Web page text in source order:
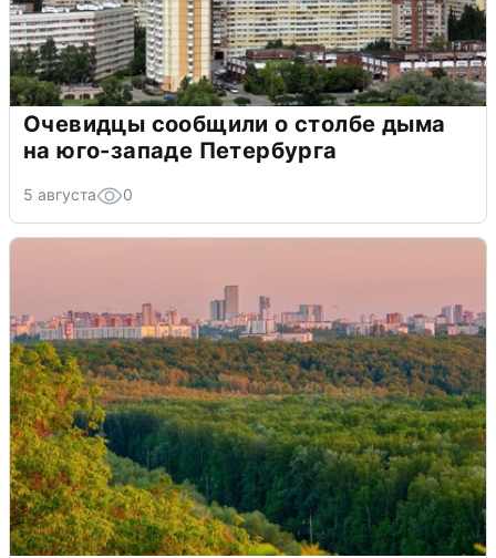
Очевидцы сообщили о столбе дыма
на юго-западе Петербурга
5 августа 0